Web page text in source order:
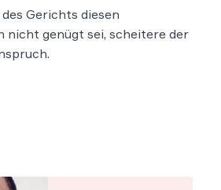
Gerichts diesen
nicht genügt sei, scheitere der